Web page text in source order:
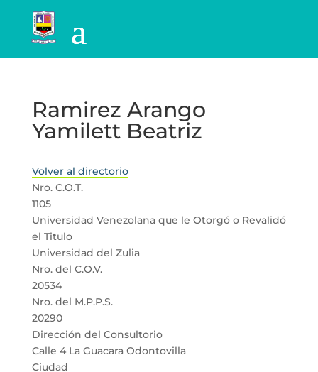
Ramirez Arango
Yamilett Beatriz
Volver al directorio
Nro. C.O.T.
1105
Universidad Venezolana que le Otorgó o Revalidó
el Titulo
Universidad del Zulia
Nro. del C.O.V.
20534
Nro. del M.P.P.S.
20290
Dirección del Consultorio
Calle 4 La Guacara Odontovilla
Ciudad